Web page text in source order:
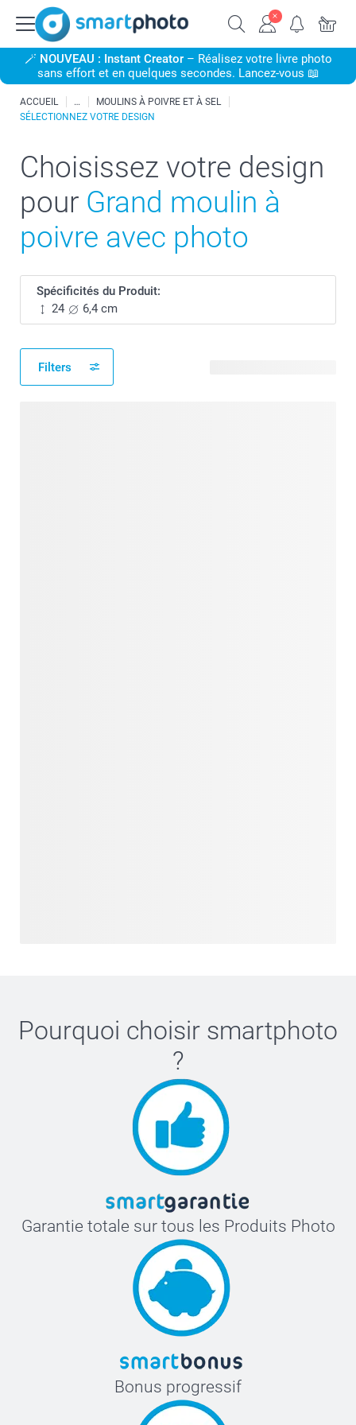
🪄 NOUVEAU : Instant Creator– Réalisez votre livre photo
sans effort et en quelques secondes. Lancez-vous 📖
ACCUEIL
MOULINS À POIVRE ET À SEL
SÉLECTIONNEZ VOTRE DESIGN
Choisissez votre design
pour Grand moulin à
poivre avec photo
Spécificités du Produit:
24
6,4 cm
Filters
Pourquoi choisir smartphoto
?
Garantie totale sur tous les Produits Photo
Bonus progressif